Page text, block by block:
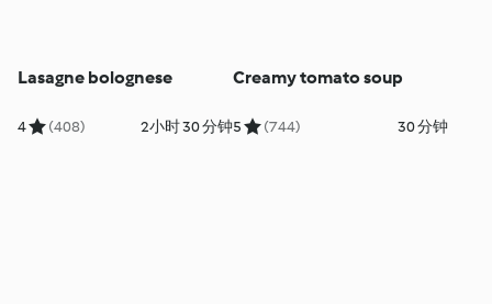
Lasagne bolognese
4 (408) 2小时 30 分钟
Creamy tomato soup
5 (744) 30 分钟